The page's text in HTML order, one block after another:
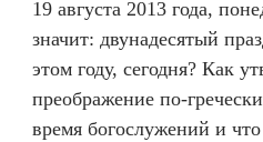
19 августа 2013 года,
значит: двунадесятый
этом году, сегодня? Как
преображение по-
время богослужений и